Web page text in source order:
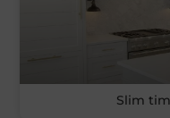
Slim